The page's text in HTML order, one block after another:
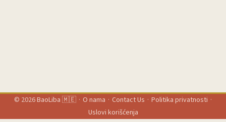
© 2026BaoLiba 🇲🇪 · O nama · Contact Us · Politika privatnosti ·
Uslovi korišćenja